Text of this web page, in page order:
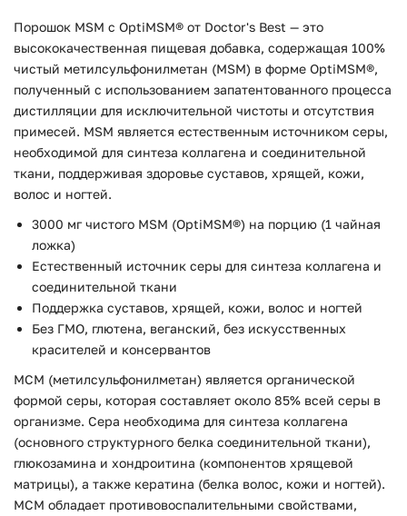
Порошок MSM с OptiMSM® от Doctor's Best — это
высококачественная пищевая добавка, содержащая 100%
чистый метилсульфонилметан (MSM) в форме OptiMSM®,
полученный с использованием запатентованного процесса
дистилляции для исключительной чистоты и отсутствия
примесей. MSM является естественным источником серы,
необходимой для синтеза коллагена и соединительной
ткани, поддерживая здоровье суставов, хрящей, кожи,
волос и ногтей.
3000 мг чистого MSM (OptiMSM®) на порцию (1 чайная
ложка)
Естественный источник серы для синтеза коллагена и
соединительной ткани
Поддержка суставов, хрящей, кожи, волос и ногтей
Без ГМО, глютена, веганский, без искусственных
красителей и консервантов
МСМ (метилсульфонилметан) является органической
формой серы, которая составляет около 85% всей серы в
организме. Сера необходима для синтеза коллагена
(основного структурного белка соединительной ткани),
глюкозамина и хондроитина (компонентов хрящевой
матрицы), а также кератина (белка волос, кожи и ногтей).
МСМ обладает противовоспалительными свойствами,